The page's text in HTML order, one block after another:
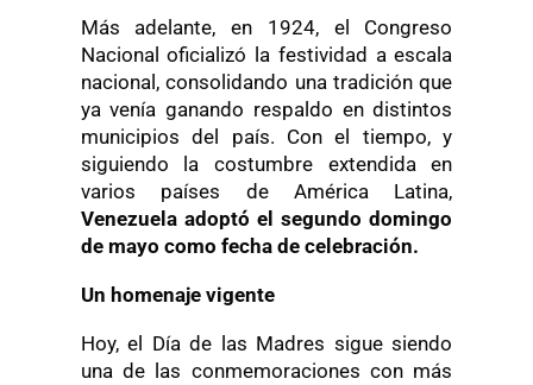
Más adelante, en 1924, el Congreso
Nacional oficializó la festividad a escala
nacional, consolidando una tradición que
ya venía ganando respaldo en distintos
municipios del país. Con el tiempo, y
siguiendo la costumbre extendida en
varios países de América Latina,
Venezuela adoptó el segundo domingo
de mayo como fecha de celebración.
Un homenaje vigente
Hoy, el Día de las Madres sigue siendo
una de las conmemoraciones con más